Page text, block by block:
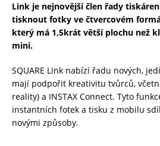
Link je nejnovější člen řady
tisknout fotky ve čtvercovém
který má 1,5krát větší plochu než
mini.
SQUARE Link nabízí řadu nových,
mají podpořit kreativitu tvůrců,
reality) a INSTAX Connect. Tyto
instantních fotek a tisku z mobilu
novými způsoby.